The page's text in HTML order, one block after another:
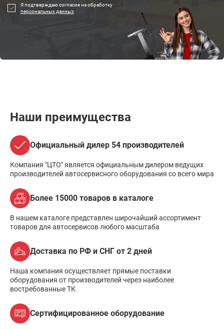
Я подтверждаю согласие на обработку
персональных данных
Наши преимущества
Официальный дилер 54 производителей
Компания "ЦТО" является официальным дилером ведущих
производителей автосервисного оборудования со всего мира
Более 15000 товаров в каталоге
В нашем каталоге представлен широчайший ассортимент
товаров для автосервисов любого масштаба
Доставка по РФ и СНГ от 2 дней
Наша компания осуществляет прямые поставки
оборудования от производителей через наиболее
востребованные ТК
Сертифицированное оборудование